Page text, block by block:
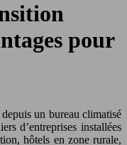
pour
un bureau climatisé
d’entreprises installées
hôtels en zone rurale,